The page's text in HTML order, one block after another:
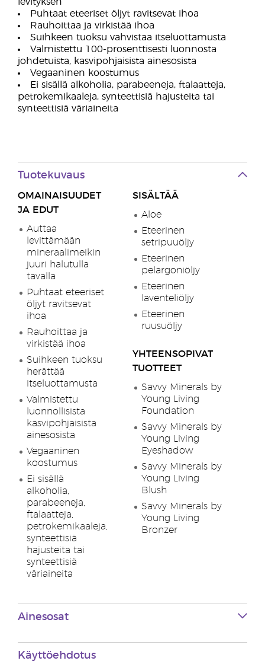
Puhtaat eteeriset öljyt ravitsevat ihoa
Rauhoittaa ja virkistää ihoa
Suihkeen tuoksu vahvistaa itseluottamusta
Valmistettu 100-prosenttisesti luonnosta
johdetuista, kasvipohjaisista ainesosista
Vegaaninen koostumus
Ei sisällä alkoholia, parabeeneja, ftalaatteja,
petrokemikaaleja, synteettisiä hajusteita tai
synteettisiä väriaineita
Tuotekuvaus
OMAINAISUUDET
JA EDUT
Auttaa
levittämään
mineraalimeikin
juuri halutulla
tavalla
Puhtaat eteeriset
öljyt ravitsevat
ihoa
Rauhoittaa ja
virkistää ihoa
Suihkeen tuoksu
herättää
itseluottamusta
Valmistettu
luonnollisista
kasvipohjaisista
ainesosista
Vegaaninen
koostumus
Ei sisällä
alkoholia,
parabeeneja,
ftalaatteja,
petrokemikaaleja,
synteettisiä
hajusteita tai
synteettisiä
väriaineita
SISÄLTÄÄ
Aloe
Eteerinen
setripuuöljy
Eteerinen
pelargoniöljy
Eteerinen
laventeliöljy
Eteerinen
ruusuöljy
YHTEENSOPIVAT
TUOTTEET
Savvy Minerals by
Young Living
Foundation
Savvy Minerals by
Young Living
Eyeshadow
Savvy Minerals by
Young Living
Blush
Savvy Minerals by
Young Living
Bronzer
Ainesosat
Käyttöehdotus